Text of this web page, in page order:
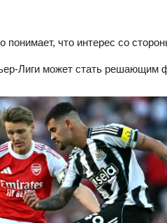
что интерес со
может стать решающим